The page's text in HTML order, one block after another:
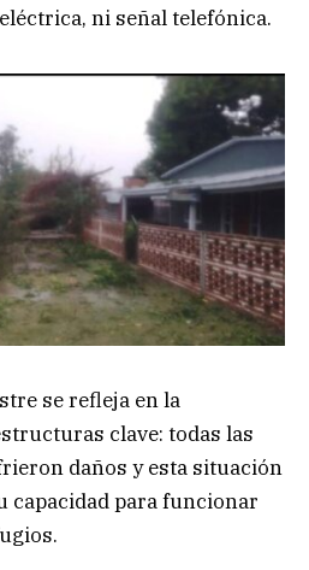
ni señal telefónica.
se refleja en la
clave: todas las
daños y esta situación
capacidad para funcionar